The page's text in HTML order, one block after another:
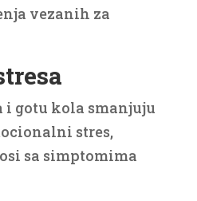
vezanih za
gotu kola smanjuju
stres,
sa simptomima